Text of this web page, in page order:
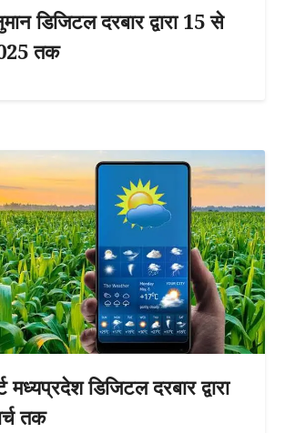
डिजिटल दरबार द्वारा 15 से
तक
मध्यप्रदेश डिजिटल दरबार द्वारा
तक